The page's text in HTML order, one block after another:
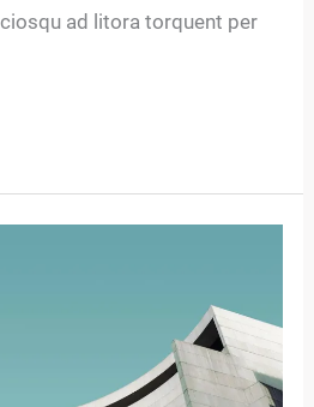
ad litora torquent per